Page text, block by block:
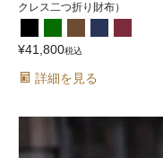
クレス二つ折り財布）
¥41,800税込
詳細を見る